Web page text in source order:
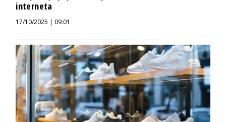
interneta
17/10/2025 | 09:01